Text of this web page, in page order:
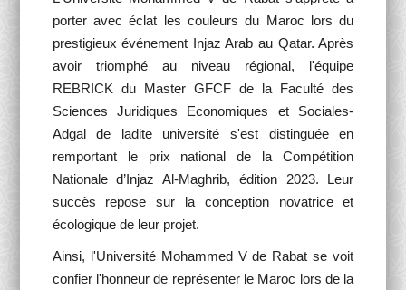
English Français العربية
porter avec éclat les couleurs du Maroc lors du
prestigieux événement Injaz Arab au Qatar. Après
avoir triomphé au niveau régional, l'équipe
REBRICK du Master GFCF de la Faculté des
Sciences Juridiques Economiques et Sociales-
Adgal de ladite université s'est distinguée en
remportant le prix national de la Compétition
Nationale d’Injaz Al-Maghrib, édition 2023. Leur
succès repose sur la conception novatrice et
écologique de leur projet.
Ainsi, l'Université Mohammed V de Rabat se voit
confier l'honneur de représenter le Maroc lors de la